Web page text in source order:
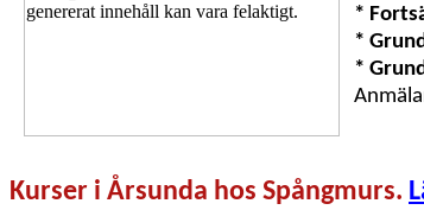
*
*
*
Kurser i Årsunda hos Spångmurs.